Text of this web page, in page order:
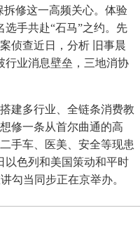
拆修这一高频关心。体验
选手共赴“石马”之约。先
侦查近日，分析 旧事晨
行业消息壁垒，三地消协
多行业、全链条消费教
修一条从首尔曲通的高
手车、医美、安全等现患
以色列和美国策动和平时
勾当同步正在京举办。